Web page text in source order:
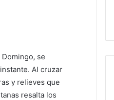
se
Al cruzar
y relieves que
resalta los